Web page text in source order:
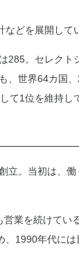
どを展開して
285。セレクト
、世界64カ国
て1位を維持し
立。当初は、
業を続けてい
1990年代に